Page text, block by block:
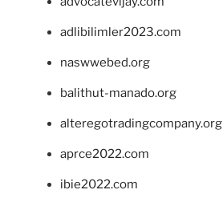
adlibilimler2023.com
naswwebed.org
balithut-manado.org
alteregotradingcompany.org
aprce2022.com
ibie2022.com